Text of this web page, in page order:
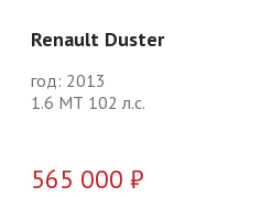
Renault Duster
год: 2013
1.6 МТ 102 л.с.
565 000 ₽